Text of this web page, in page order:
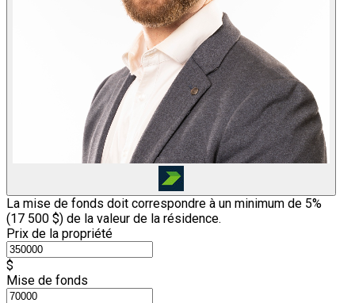
La mise de fonds doit correspondre à un minimum de 5%
(17 500 $) de la valeur de la résidence.
Prix de la propriété
$
Mise de fonds